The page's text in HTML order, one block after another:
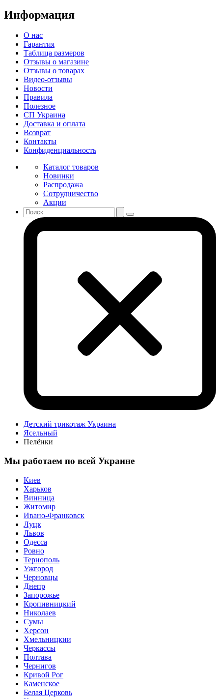
Информация
О нас
Гарантия
Таблица размеров
Отзывы о магазине
Отзывы о товарах
Видео-отзывы
Новости
Правила
Полезное
СП Украина
Доставка и оплата
Возврат
Контакты
Конфиденциальность
Каталог товаров
Новинки
Распродажа
Сотрудничество
Акции
Детский трикотаж Украина
Ясельный
Пелёнки
Мы работаем по всей Украине
Киев
Харьков
Винница
Житомир
Ивано-Франковск
Луцк
Львов
Одесса
Ровно
Тернополь
Ужгород
Черновцы
Днепр
Запорожье
Кропивницкий
Николаев
Сумы
Херсон
Хмельницкии
Черкассы
Полтава
Чернигов
Кривой Рог
Каменское
Белая Церковь